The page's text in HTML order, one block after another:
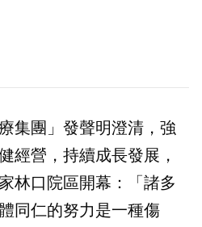
集團」發聲明澄清，強
經營，持續成長發展，
林口院區開幕：「諸多
同仁的努力是一種傷